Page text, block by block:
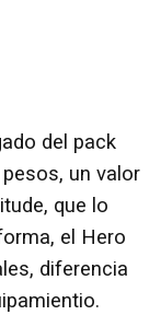
del pack
un valor
que lo
el Hero
diferencia